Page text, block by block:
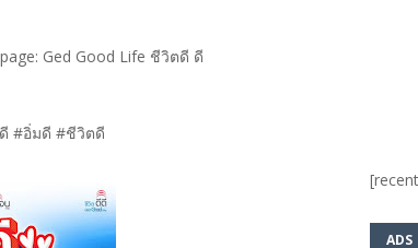
Ged Good Life ชีวิตดี ดี
#อิ่มดี #ชีวิตดี
ADS